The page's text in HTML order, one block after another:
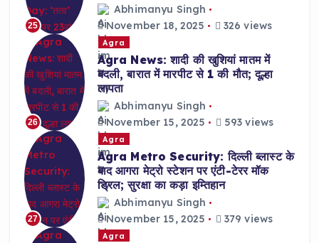
25
Abhimanyu Singh
November 18, 2025
326 views
26
Agra
Agra News: शादी की खुशियां मातम में
बदली, बारात में मारपीट से 1 की मौत; दूल्हा
लापता
Abhimanyu Singh
November 15, 2025
593 views
27
Agra
Agra Metro Security: दिल्ली ब्लास्ट के
बाद आगरा मेट्रो स्टेशन पर एंटी-टेरर मॉक
ड्रिल; सुरक्षा का कड़ा इम्तिहान
Abhimanyu Singh
November 15, 2025
379 views
Agra